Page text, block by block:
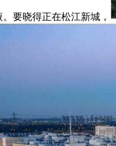
要晓得正在松江新城，